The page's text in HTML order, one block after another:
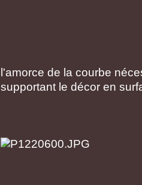
l'amorce de la courbe
supportant le décor en